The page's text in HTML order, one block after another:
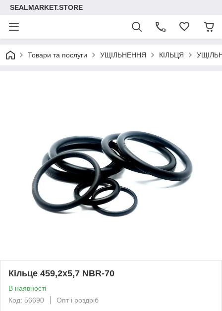
SEALMARKET.STORE
Товари та послуги УЩІЛЬНЕННЯ КІЛЬЦЯ
Кільце 459,2х5,7 NBR-70
В наявності
Код: 56690
Опт і роздріб